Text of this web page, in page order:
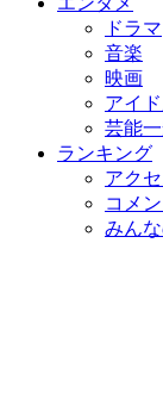
ドラマ
音楽
映画
アイ
芸能
ランキング
アク
コメン
みん